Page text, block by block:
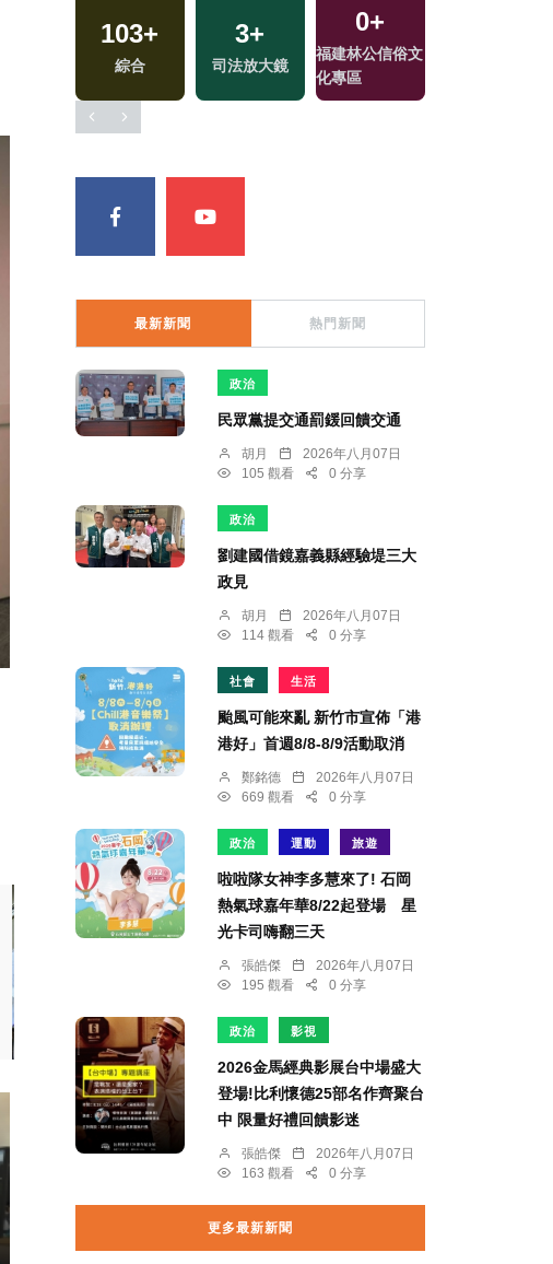
103+
綜合
3+
司法放大鏡
0+
福建林公信俗文
化專區
最新新聞 熱門新聞
政治
民眾黨提交通罰鍰回饋交通
胡月
2026年八月07日
105 觀看
0 分享
政治
劉建國借鏡嘉義縣經驗堤三大
政見
胡月
2026年八月07日
114 觀看
0 分享
社會 生活
颱風可能來亂 新竹市宣佈「港
港好」首週8/8-8/9活動取消
鄭銘德
2026年八月07日
669 觀看
0 分享
政治 運動 旅遊
啦啦隊女神李多慧來了! 石岡
熱氣球嘉年華8/22起登場 星
光卡司嗨翻三天
張皓傑
2026年八月07日
195 觀看
0 分享
政治 影視
2026金馬經典影展台中場盛大
登場!比利懷德25部名作齊聚台
中 限量好禮回饋影迷
張皓傑
2026年八月07日
163 觀看
0 分享
更多最新新聞